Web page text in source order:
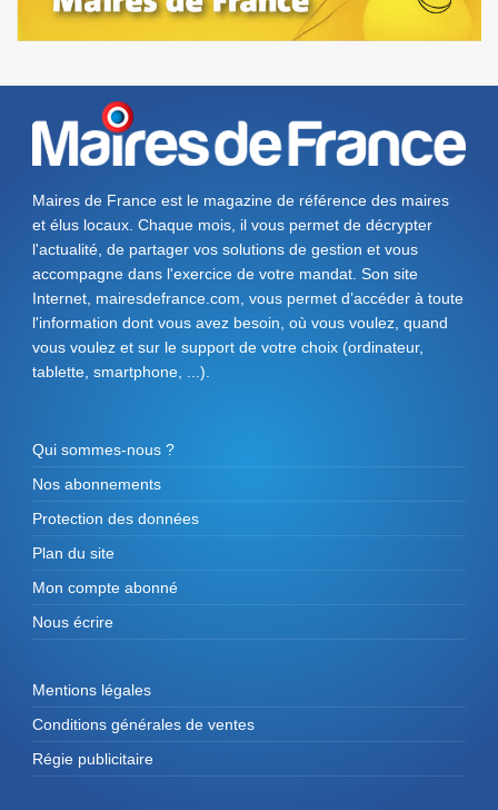
Maires de France est le magazine de référence des maires
et élus locaux. Chaque mois, il vous permet de décrypter
l'actualité, de partager vos solutions de gestion et vous
accompagne dans l'exercice de votre mandat. Son site
Internet, mairesdefrance.com, vous permet d’accéder à toute
l'information dont vous avez besoin, où vous voulez, quand
vous voulez et sur le support de votre choix (ordinateur,
tablette, smartphone, ...).
Qui sommes-nous ?
Nos abonnements
Protection des données
Plan du site
Mon compte abonné
Nous écrire
Mentions légales
Conditions générales de ventes
Régie publicitaire